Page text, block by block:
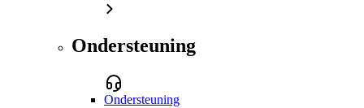
Ondersteuning
Ondersteuning